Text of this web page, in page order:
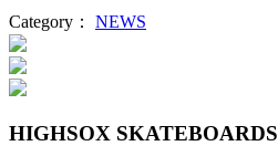
Category： NEWS
投
稿
ナ
HIGHSOX SKATEBOARDS